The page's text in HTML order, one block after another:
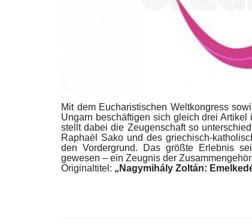
Mit dem Eucharistischen Weltkongress
Ungarn beschäftigen sich gleich drei
stellt dabei die Zeugenschaft so
Raphaël Sako und des griechisch-
den Vordergrund. Das größte Erlebnis
gewesen – ein Zeugnis der
Originaltitel: „Nagymihály Zoltán: